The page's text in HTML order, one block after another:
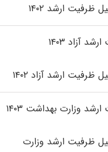
ظرفیت ارشد ۱۴۰۲
آزاد ۱۴۰۳
ظرفیت ارشد آزاد ۱۴۰۲
وزارت بهداشت ۱۴۰۳
ظرفیت ارشد وزارت